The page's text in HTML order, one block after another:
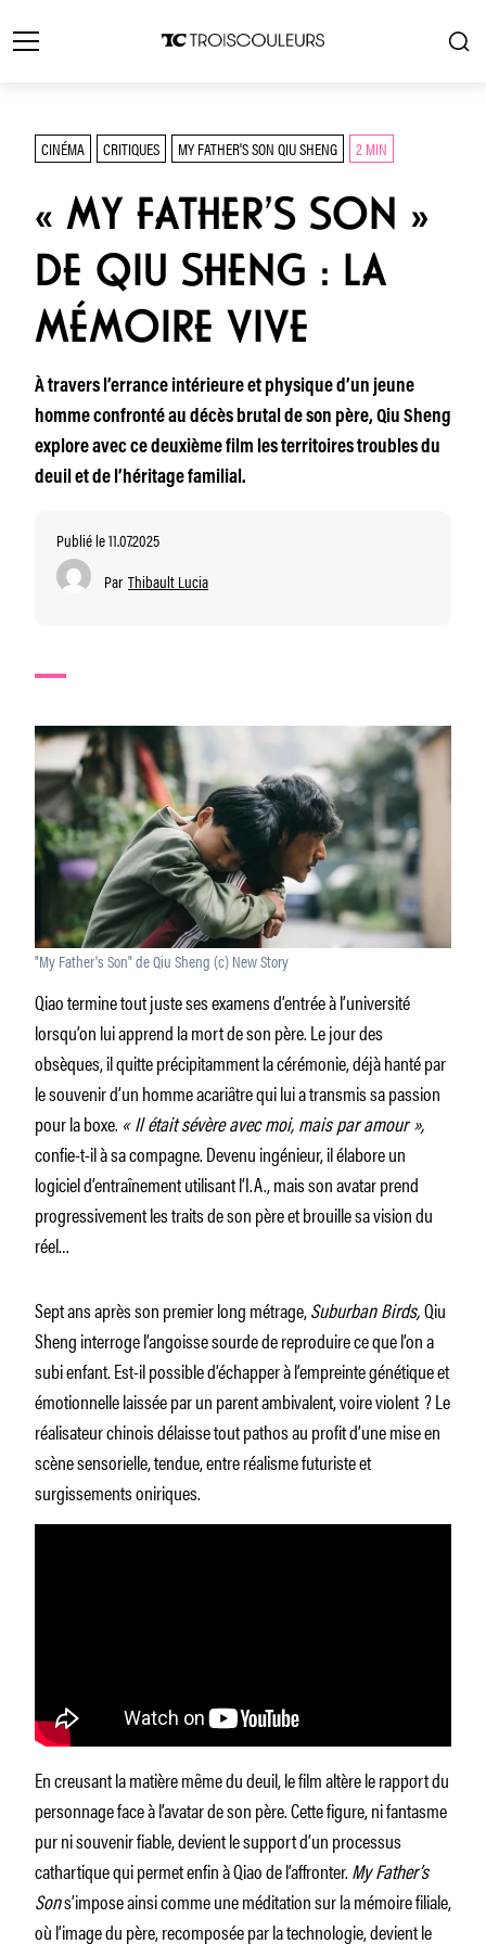
CINÉMA CRITIQUES MY FATHER'S SON QIU SHENG 2 MIN
« MY FATHER’S SON »
DE QIU SHENG : LA
MÉMOIRE VIVE
À travers l’errance intérieure et physique d’un jeune
homme confronté au décès brutal de son père, Qiu Sheng
explore avec ce deuxième film les territoires troubles du
deuil et de l’héritage familial.
Publié le 11.07.2025
Par Thibault Lucia
"My Father's Son" de Qiu Sheng (c) New Story
Qiao termine tout juste ses examens d’entrée à l’université
lorsqu’on lui apprend la mort de son père. Le jour des
obsèques, il quitte précipitamment la cérémonie, déjà hanté par
le souvenir d’un homme acariâtre qui lui a transmis sa passion
pour la boxe. « Il était sévère avec moi, mais par amour »,
confie-t-il à sa compagne. Devenu ingénieur, il élabore un
logiciel d’entraînement utilisant l’I.A., mais son avatar prend
progressivement les traits de son père et brouille sa vision du
réel…
Sept ans après son premier long métrage,Suburban Birds,Qiu
Sheng interroge l’angoisse sourde de reproduire ce que l’on a
subi enfant. Est-il possible d’échapper à l’empreinte génétique et
émotionnelle laissée par un parent ambivalent, voire violent ? Le
réalisateur chinois délaisse tout pathos au profit d’une mise en
scène sensorielle, tendue, entre réalisme futuriste et
surgissements oniriques.
En creusant la matière même du deuil, le film altère le rapport du
personnage face à l’avatar de son père. Cette figure, ni fantasme
pur ni souvenir fiable, devient le support d’un processus
cathartique qui permet enfin à Qiao de l’affronter.My Father’s
Sons’impose ainsi comme une méditation sur la mémoire filiale,
où l’image du père, recomposée par la technologie, devient le